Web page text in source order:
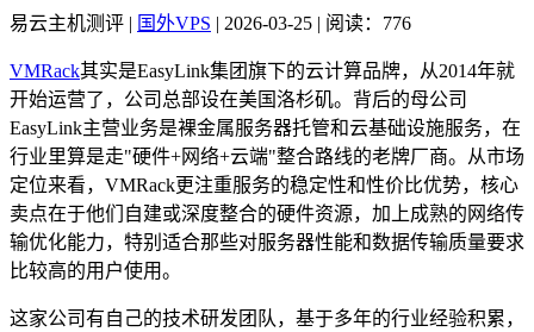
易云主机测评 | 国外VPS | 2026-03-25 | 阅读：776
VMRack其实是EasyLink集团旗下的云计算品牌，从2014年就
开始运营了，公司总部设在美国洛杉矶。背后的母公司
EasyLink主营业务是裸金属服务器托管和云基础设施服务，在
行业里算是走"硬件+网络+云端"整合路线的老牌厂商。从市场
定位来看，VMRack更注重服务的稳定性和性价比优势，核心
卖点在于他们自建或深度整合的硬件资源，加上成熟的网络传
输优化能力，特别适合那些对服务器性能和数据传输质量要求
比较高的用户使用。
这家公司有自己的技术研发团队，基于多年的行业经验积累，